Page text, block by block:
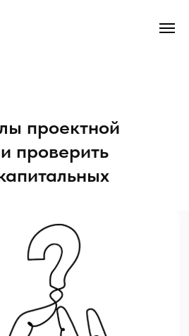
проектной
проверить